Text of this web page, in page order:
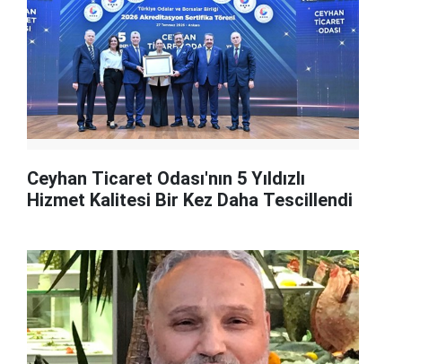
Ceyhan Ticaret Odası'nın 5 Yıldızlı
Hizmet Kalitesi Bir Kez Daha Tescillendi